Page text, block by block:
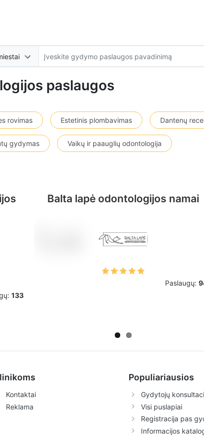
paslaugos
rovimas Estetinis plombavimas Dantenų
gydymas Vaikų ir paauglių odontologija
133
Balta lapė odontologijos namai
Paslaugų:
Kontaktai
Reklama
Populiariausios
Gydytojų
Visi puslapiai
Registracija pas
Informacijos